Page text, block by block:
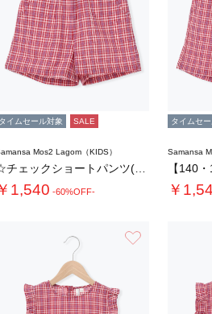
タイムセール対象 SALE
Mos2 Lagom（KIDS）
1,540 -60%OFF-
タイムセ
Samansa
￥